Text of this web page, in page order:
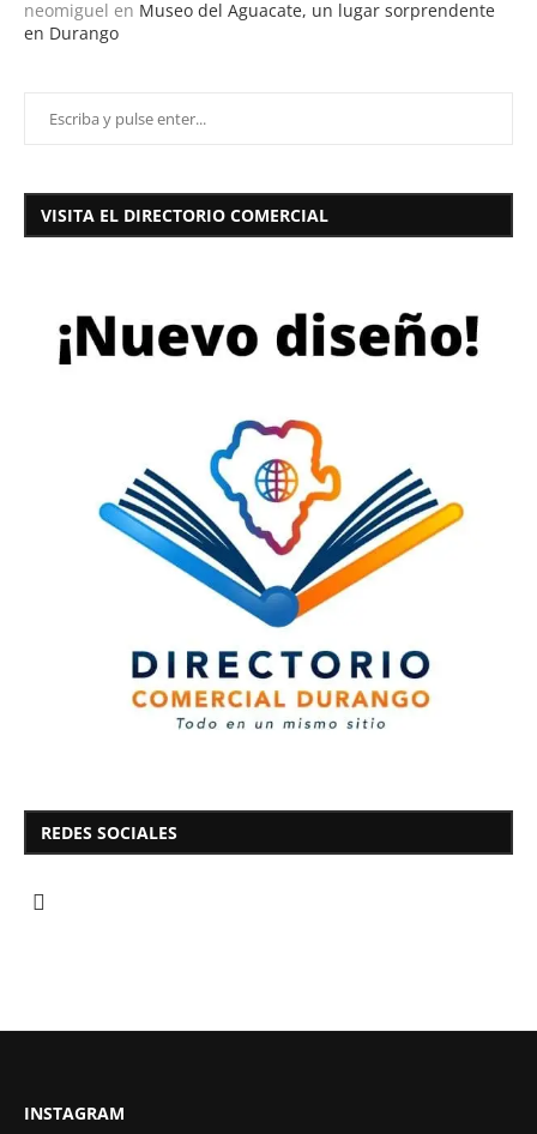
neomiguel en Museo del Aguacate, un lugar sorprendente
en Durango
VISITA EL DIRECTORIO COMERCIAL
REDES SOCIALES
INSTAGRAM